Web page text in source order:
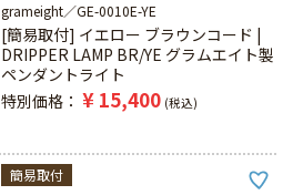
grameight
GE-0010E-YE
[簡易取付] イエロー ブラウンコード |
DRIPPER LAMP BR/YE グラムエイト製
ペンダントライト
特別価格
¥ 15,400 税込
簡易取付